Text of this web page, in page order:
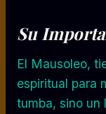
Su
El Mausoleo,
espiritual para
tumba, sino un